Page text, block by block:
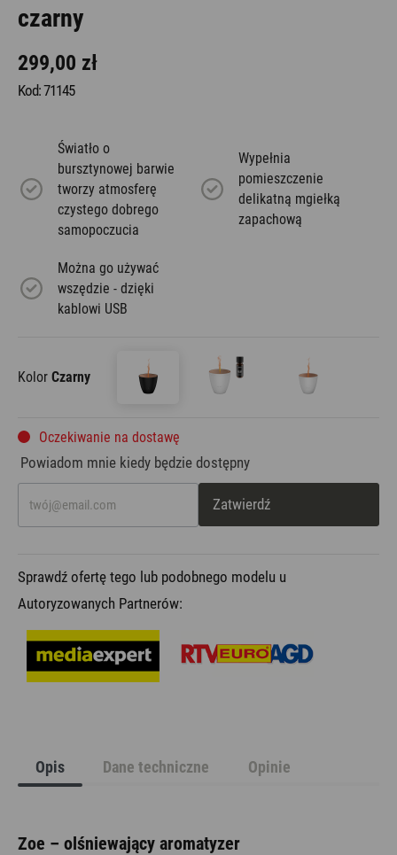
czarny
299,00 zł
Kod: 71145
Światło o
bursztynowej barwie
tworzy atmosferę
czystego dobrego
samopoczucia
Wypełnia
pomieszczenie
delikatną mgiełką
zapachową
Można go używać
wszędzie - dzięki
kablowi USB
Kolor Czarny
Oczekiwanie na dostawę
Powiadom mnie kiedy będzie dostępny
Zatwierdź
Sprawdź ofertę tego lub podobnego modelu u
Autoryzowanych Partnerów:
Opis Dane techniczne Opinie
Zoe – olśniewający aromatyzer